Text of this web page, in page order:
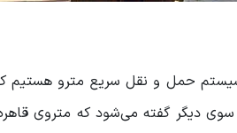
سوی دیگر گفته می‌شود که متروی